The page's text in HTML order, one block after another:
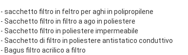
- sacchetto filtro in feltro per aghi in polipropilene
- Sacchetto filtro in filtro a ago in poliestere
- Sacchetto filtro in poliestere impermeabile
- Sacchetto di filtro in poliestere antistatico conduttivo
- Bagus filtro acrilico a filtro